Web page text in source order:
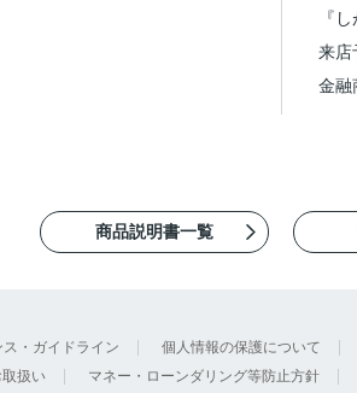
『
来店
金融
商品説明書一覧
・ガイドライン 個人情報の保護について
扱い マネー・ローンダリング等防止方針